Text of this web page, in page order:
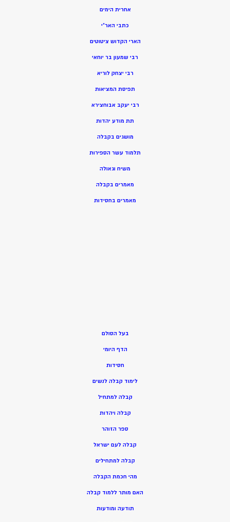
אחרית הימים
כתבי האר”י
הארי הקדוש ציטוטים
רבי שמעון בר יוחאי
רבי יצחק לוריא
תפיסת המציאות
רבי יעקב אבוחצירא
תת מודע יהדות
מושגים בקבלה
תלמוד עשר הספירות
משיח וגאולה
מאמרים בקבלה
מאמרים בחסידות
בעל הסולם
הדף היומי
חסידות
לימוד קבלה לנשים
קבלה למתחיל
קבלה ויהדות
ספר הזוהר
קבלה לעם ישראל
קבלה למתחילים
מהי חכמת הקבלה
האם מותר ללמוד קבלה
תודעה ומודעות